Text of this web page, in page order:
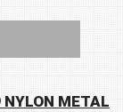
METAL